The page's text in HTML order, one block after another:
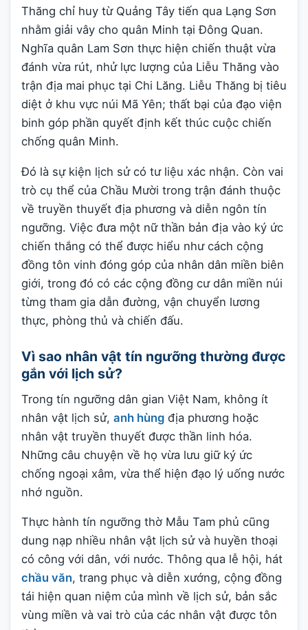
Thăng chỉ huy từ Quảng Tây tiến qua Lạng Sơn
nhằm giải vây cho quân Minh tại Đông Quan.
Nghĩa quân Lam Sơn thực hiện chiến thuật vừa
đánh vừa rút, nhử lực lượng của Liễu Thăng vào
trận địa mai phục tại Chi Lăng. Liễu Thăng bị tiêu
diệt ở khu vực núi Mã Yên; thất bại của đạo viện
binh góp phần quyết định kết thúc cuộc chiến
chống quân Minh.
Đó là sự kiện lịch sử có tư liệu xác nhận. Còn vai
trò cụ thể của Chầu Mười trong trận đánh thuộc
về truyền thuyết địa phương và diễn ngôn tín
ngưỡng. Việc đưa một nữ thần bản địa vào ký ức
chiến thắng có thể được hiểu như cách cộng
đồng tôn vinh đóng góp của nhân dân miền biên
giới, trong đó có các cộng đồng cư dân miền núi
từng tham gia dẫn đường, vận chuyển lương
thực, phòng thủ và chiến đấu.
Vì sao nhân vật tín ngưỡng thường được
gắn với lịch sử?
Trong tín ngưỡng dân gian Việt Nam, không ít
nhân vật lịch sử, anh hùng địa phương hoặc
nhân vật truyền thuyết được thần linh hóa.
Những câu chuyện về họ vừa lưu giữ ký ức
chống ngoại xâm, vừa thể hiện đạo lý uống nước
nhớ nguồn.
Thực hành tín ngưỡng thờ Mẫu Tam phủ cũng
dung nạp nhiều nhân vật lịch sử và huyền thoại
có công với dân, với nước. Thông qua lễ hội, hát
chầu văn, trang phục và diễn xướng, cộng đồng
tái hiện quan niệm của mình về lịch sử, bản sắc
vùng miền và vai trò của các nhân vật được tôn